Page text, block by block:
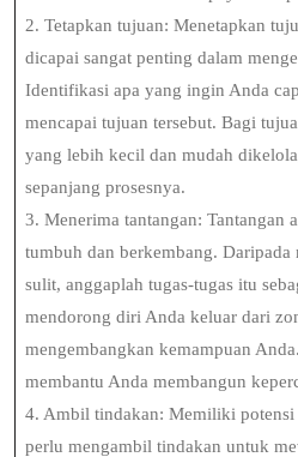
2. Tetapkan tujuan: Menetapkan
dicapai sangat penting dalam
Identifikasi apa yang ingin Anda
mencapai tujuan tersebut. Bagi
yang lebih kecil dan mudah
sepanjang prosesnya.
3. Menerima tantangan: Tantangan
tumbuh dan berkembang. Daripada
sulit, anggaplah tugas-tugas itu
mendorong diri Anda keluar dari
mengembangkan kemampuan
membantu Anda membangun
4. Ambil tindakan: Memiliki potensi
perlu mengambil tindakan untuk